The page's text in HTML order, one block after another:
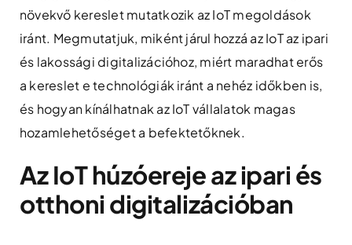
növekvő kereslet mutatkozik az IoT megoldások
iránt. Megmutatjuk, miként járul hozzá az IoT az ipari
és lakossági digitalizációhoz, miért maradhat erős
a kereslet e technológiák iránt a nehéz időkben is,
és hogyan kínálhatnak az IoT vállalatok magas
hozamlehetőséget a befektetőknek.
Az IoT húzóereje az ipari és
otthoni digitalizációban